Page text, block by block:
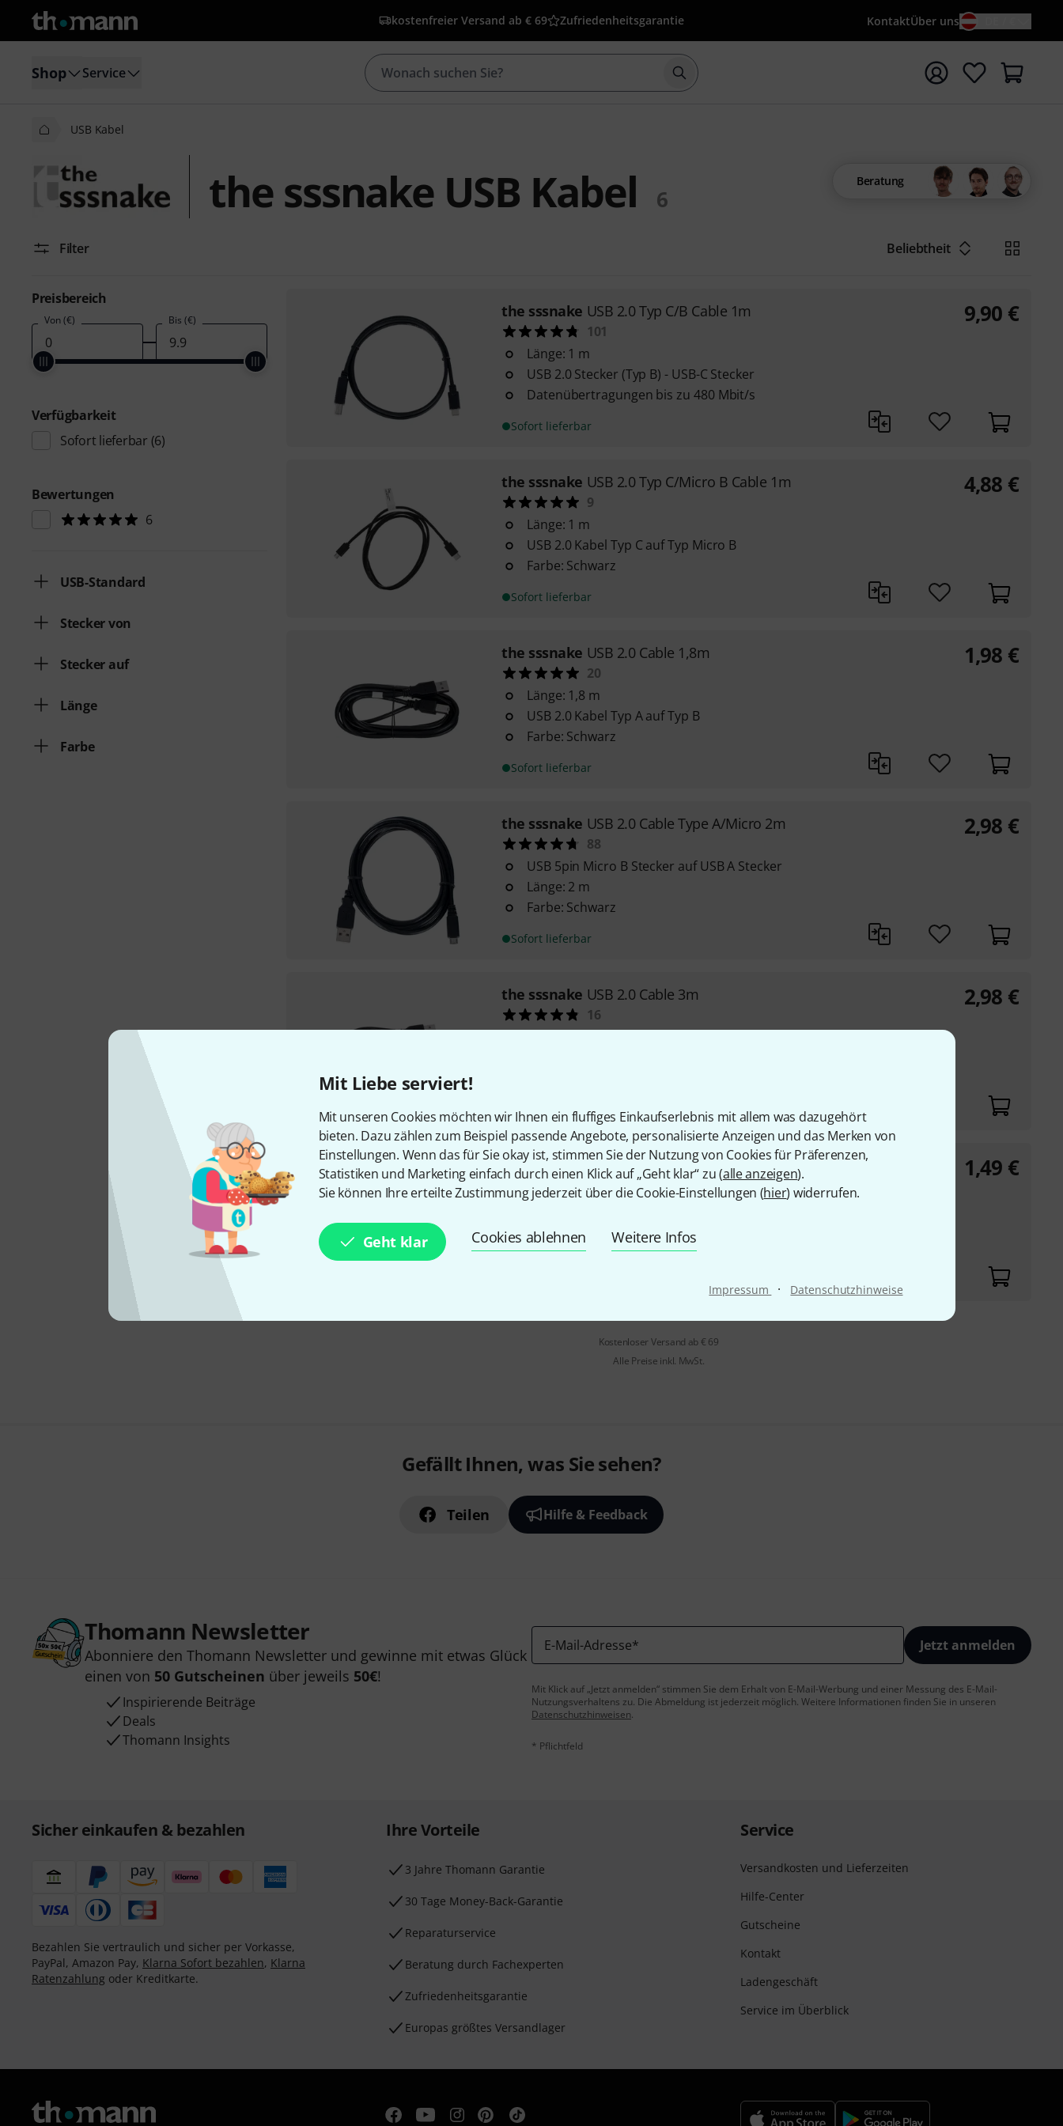
Mit Liebe serviert!
Mit unseren Cookies möchten wir Ihnen ein fluffiges Einkaufserlebnis mit allem was dazugehört
bieten. Dazu zählen zum Beispiel passende Angebote, personalisierte Anzeigen und das Merken von
Einstellungen. Wenn das für Sie okay ist, stimmen Sie der Nutzung von Cookies für Präferenzen,
Statistiken und Marketing einfach durch einen Klick auf „Geht klar“ zu (alle anzeigen).
Sie können Ihre erteilte Zustimmung jederzeit über die Cookie-Einstellungen (hier) widerrufen.
Geht klar Cookies ablehnen Weitere Infos
Impressum · Datenschutzhinweise
kostenfreier Versand ab € 69 Zufriedenheitsgarantie KontaktÜber uns
Shop Service Suche mit Suchwort {searchTerm} starten
USB Kabel
the sssnake USB Kabel 6
Beratung
Filter Beliebtheit
Preisbereich
Von (€) Bis (€)
Verfügbarkeit
Sofort lieferbar (6)
Bewertungen
6
USB-Standard
Stecker von
Stecker auf
Länge
Farbe
the sssnake USB 2.0 Typ C/B Cable 1m
101
Länge: 1 m
USB 2.0 Stecker (Typ B) - USB-C Stecker
Datenübertragungen bis zu 480 Mbit/s
Sofort lieferbar
9,90 €
the sssnake USB 2.0 Typ C/Micro B Cable 1m
9
Länge: 1 m
USB 2.0 Kabel Typ C auf Typ Micro B
Farbe: Schwarz
Sofort lieferbar
4,88 €
the sssnake USB 2.0 Cable 1,8m
20
Länge: 1,8 m
USB 2.0 Kabel Typ A auf Typ B
Farbe: Schwarz
Sofort lieferbar
1,98 €
the sssnake USB 2.0 Cable Type A/Micro 2m
88
USB 5pin Micro B Stecker auf USB A Stecker
Länge: 2 m
Farbe: Schwarz
Sofort lieferbar
2,98 €
the sssnake USB 2.0 Cable 3m
16
Sofort lieferbar
2,98 €
the sssnake USB 2.0 Cable 1m
11
USB 2.0 Kabel Typ A auf Typ B
Farbe: Schwarz
1,49 €
Kostenloser Versand ab € 69
Alle Preise inkl. MwSt.
Gefällt Ihnen, was Sie sehen?
Teilen Hilfe & Feedback
Thomann Newsletter
Abonniere den Thomann Newsletter und gewinne mit etwas Glück
einen von 50 Gutscheinen über jeweils 50€!
Inspirierende Beiträge
Deals
Thomann Insights
E-Mail-Adresse* Jetzt anmelden
Mit Klick auf „Jetzt anmelden“ stimmen Sie dem Erhalt von E-Mail-Werbung und einer Messung des E-Mail-
Nutzungsverhaltens zu. Die Abmeldung ist jederzeit möglich. Weitere Informationen finden Sie in unseren
Datenschutzhinweisen.
* Pflichtfeld
Sicher einkaufen & bezahlen
Bezahlen Sie vertraulich und sicher per Vorkasse,
PayPal, Amazon Pay, Klarna Sofort bezahlen, Klarna
Ratenzahlung oder Kreditkarte.
Ihre Vorteile
3 Jahre Thomann Garantie
30 Tage Money-Back-Garantie
Reparaturservice
Beratung durch Fachexperten
Zufriedenheitsgarantie
Europas größtes Versandlager
Service
Versandkosten und Lieferzeiten
Hilfe-Center
Gutscheine
Kontakt
Ladengeschäft
Service im Überblick